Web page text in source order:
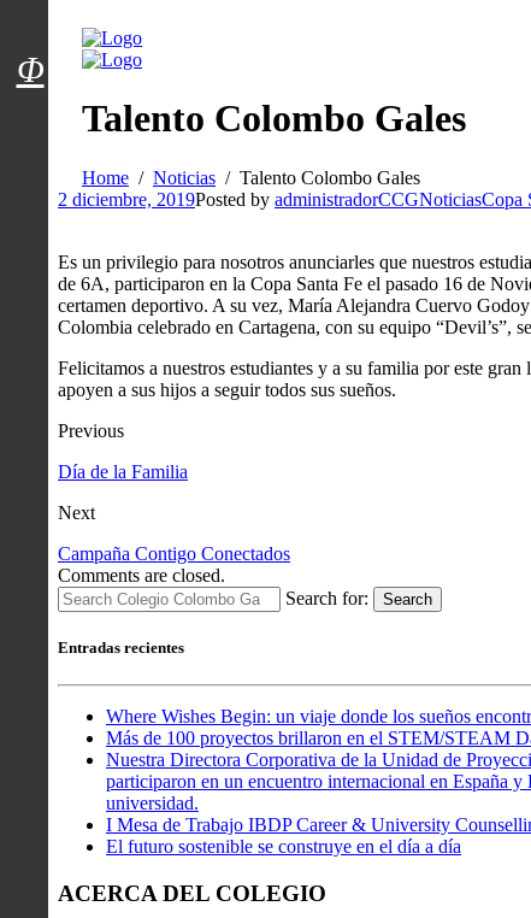
Menú usuarios
Talento Colombo Gales
Home Noticias
Talento Colombo Gales
2 diciembre, 2019Posted by administradorCCGNoticiasCopa
Es un privilegio para nosotros anunciarles que nuestros
de 6A, participaron en la Copa Santa Fe el pasado 16 de
certamen deportivo. A su vez, María Alejandra Cuervo
Colombia celebrado en Cartagena, con su equipo “Devil’s”,
Felicitamos a nuestros estudiantes y a su familia por este
apoyen a sus hijos a seguir todos sus sueños.
Previous
Día de la Familia
Next
Campaña Contigo Conectados
Comments are closed.
Search for:
Search
Entradas recientes
Where Wishes Begin: un viaje donde los sueños
Más de 100 proyectos brillaron en el STEM/STEAM
Nuestra Directora Corporativa de la Unidad de
participaron en un encuentro internacional en España
universidad.
I Mesa de Trabajo IBDP Career & University
El futuro sostenible se construye en el día a día
ACERCA DEL COLEGIO
Φ